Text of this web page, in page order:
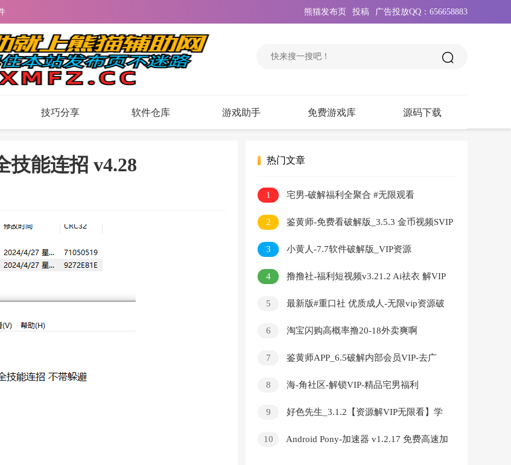
广告投放QQ：656658883
投稿
熊猫发布页
技巧分享 软件仓库 游戏助手 免费游戏库 源码下载
技能连招 v4.28 热门文章
1 宅男-破解福利全聚合 #无限观看
2
鉴黄师-免费看破解版_3.5.3 金币视频SVIP
无限看
3
小黄人-7.7软件破解版_VIP资源
4
撸撸社-福利短视频v3.21.2 Ai祛衣 解VIP
5
最新版#重口社 优质成人-无限vip资源破
6
淘宝闪购高概率撸20-18外卖爽啊
7
鉴黄师APP_6.5破解内部会员VIP-去广
8
海-角社区-解锁VIP-精品宅男福利
9
好色先生_3.1.2【资源解VIP无限看】学
10
Android Pony-加速器 v1.2.17 免费高速加